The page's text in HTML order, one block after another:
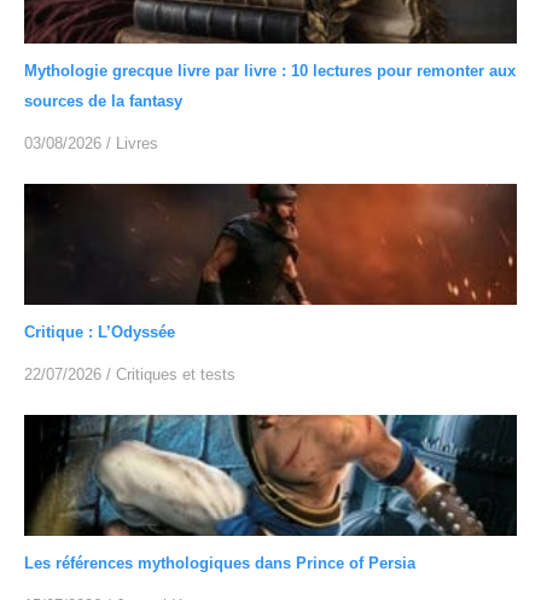
Mythologie grecque livre par livre : 10 lectures pour remonter aux
sources de la fantasy
03/08/2026 / Livres
Critique : L’Odyssée
22/07/2026 / Critiques et tests
Les références mythologiques dans Prince of Persia